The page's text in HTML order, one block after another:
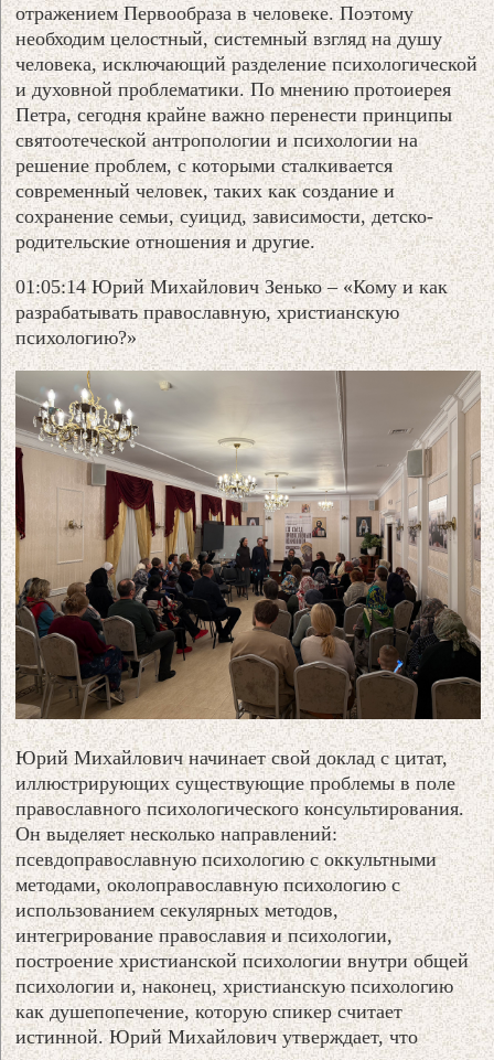
отражением Первообраза в человеке. Поэтому
необходим целостный, системный взгляд на душу
человека, исключающий разделение психологической
и духовной проблематики. По мнению протоиерея
Петра, сегодня крайне важно перенести принципы
святоотеческой антропологии и психологии на
решение проблем, с которыми сталкивается
современный человек, таких как создание и
сохранение семьи, суицид, зависимости, детско-
родительские отношения и другие.
01:05:14 Юрий Михайлович Зенько – «Кому и как
разрабатывать православную, христианскую
психологию?»
Юрий Михайлович начинает свой доклад с цитат,
иллюстрирующих существующие проблемы в поле
православного психологического консультирования.
Он выделяет несколько направлений:
псевдоправославную психологию с оккультными
методами, околоправославную психологию с
использованием секулярных методов,
интегрирование православия и психологии,
построение христианской психологии внутри общей
психологии и, наконец, христианскую психологию
как душепопечение, которую спикер считает
истинной. Юрий Михайлович утверждает, что